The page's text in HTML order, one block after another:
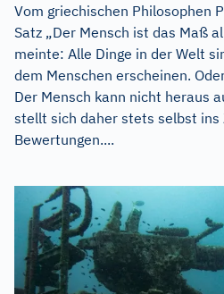
Vom griechischen Philosophen
Satz „Der Mensch ist das Maß
meinte: Alle Dinge in der Welt
dem Menschen erscheinen.
Der Mensch kann nicht heraus
stellt sich daher stets selbst ins
Bewertungen....